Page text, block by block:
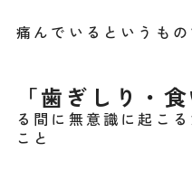
痛んでいるというもの
「歯ぎしり・
る間に無意識に起こ
こと